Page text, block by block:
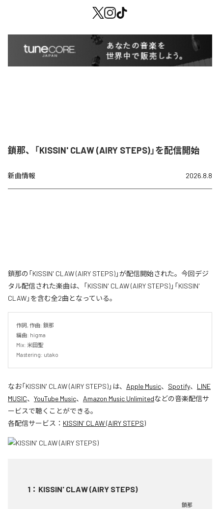
鎖那、「KISSIN' CLAW (AIRY STEPS)」を配信開始
新曲情報 2026.8.8
鎖那の「KISSIN' CLAW (AIRY STEPS)」が配信開始された。今回デジ
タル配信された楽曲は、「KISSIN' CLAW (AIRY STEPS)」「KISSIN'
CLAW」を含む全2曲となっている。
作詞, 作曲: 鎖那
編曲: higma
Mix: 米田聖
Mastering: utako
なお「KISSIN' CLAW (AIRY STEPS)」は、 Apple Music、 Spotify、 LINE
MUSIC、 YouTube Music、 Amazon Music Unlimitedなどの音楽配信サ
ービスで聴くことができる。
各配信サービス： KISSIN' CLAW (AIRY STEPS)
1 ： KISSIN' CLAW (AIRY STEPS)
鎖那